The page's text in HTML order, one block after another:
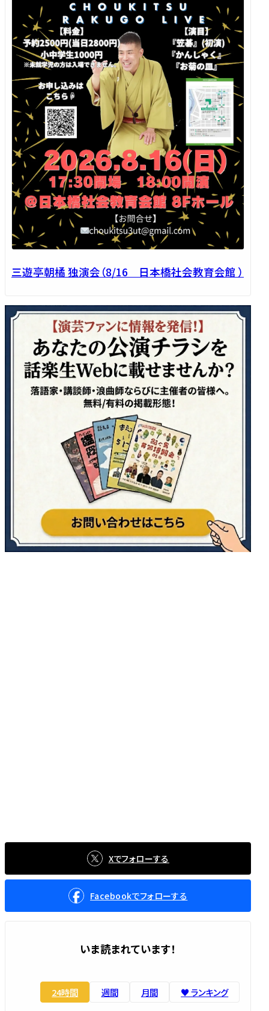
三遊亭朝橘 独演会（8/16 日本橋社会教育会館 ）
Xでフォローする
Facebookでフォローする
いま読まれています！
24時間 週間 月間 ♥️ ランキング